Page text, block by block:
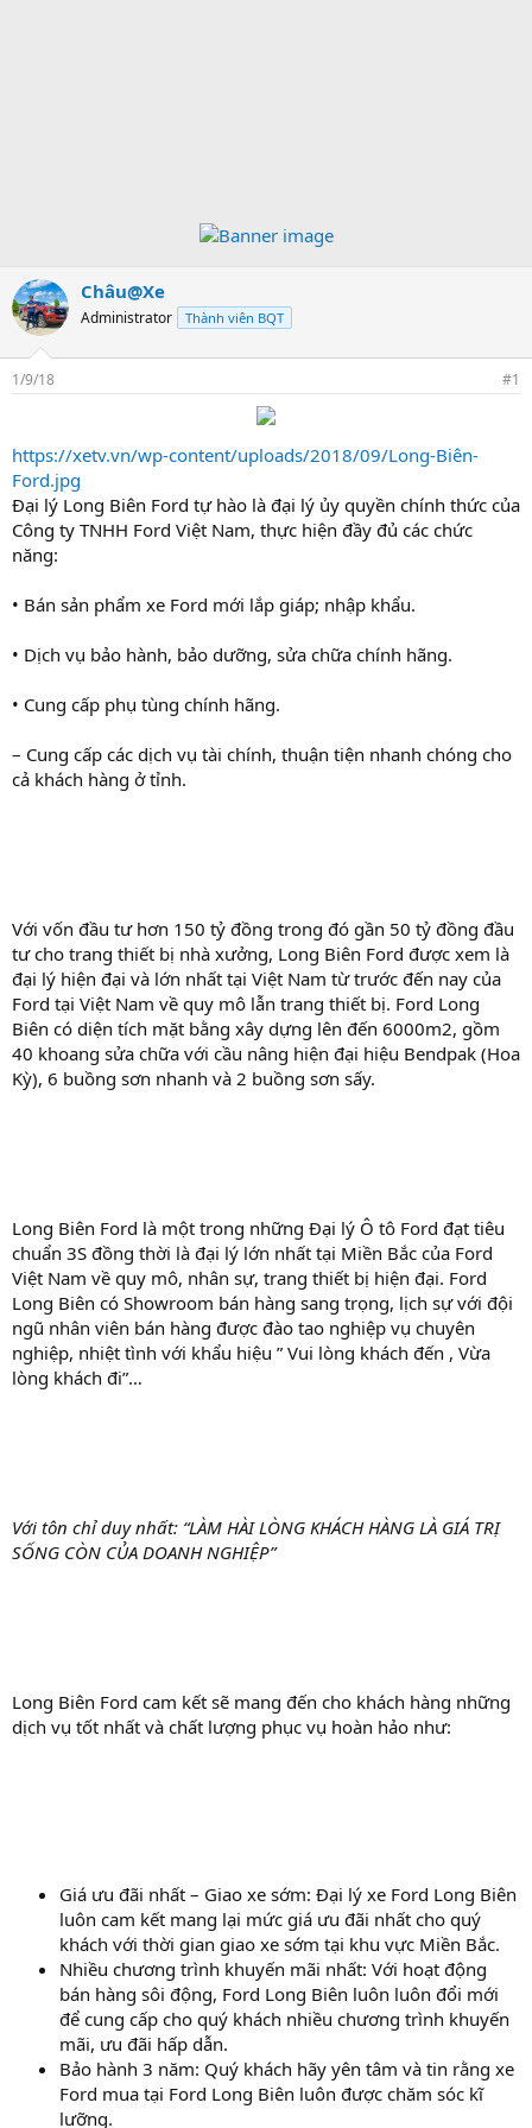
Châu@Xe
Administrator Thành viên BQT
1/9/18 #1
https://xetv.vn/wp-content/uploads/2018/09/Long-Biên-
Ford.jpg
Đại lý Long Biên Ford tự hào là đại lý ủy quyền chính thức của
Công ty TNHH Ford Việt Nam, thực hiện đầy đủ các chức
năng:
• Bán sản phẩm xe Ford mới lắp giáp; nhập khẩu.
• Dịch vụ bảo hành, bảo dưỡng, sửa chữa chính hãng.
• Cung cấp phụ tùng chính hãng.
– Cung cấp các dịch vụ tài chính, thuận tiện nhanh chóng cho
cả khách hàng ở tỉnh.
Với vốn đầu tư hơn 150 tỷ đồng trong đó gần 50 tỷ đồng đầu
tư cho trang thiết bị nhà xưởng, Long Biên Ford được xem là
đại lý hiện đại và lớn nhất tại Việt Nam từ trước đến nay của
Ford tại Việt Nam về quy mô lẫn trang thiết bị. Ford Long
Biên có diện tích mặt bằng xây dựng lên đến 6000m2, gồm
40 khoang sửa chữa với cầu nâng hiện đại hiệu Bendpak (Hoa
Kỳ), 6 buồng sơn nhanh và 2 buồng sơn sấy.
Long Biên Ford là một trong những Đại lý Ô tô Ford đạt tiêu
chuẩn 3S đồng thời là đại lý lớn nhất tại Miền Bắc của Ford
Việt Nam về quy mô, nhân sự, trang thiết bị hiện đại. Ford
Long Biên có Showroom bán hàng sang trọng, lịch sự với đội
ngũ nhân viên bán hàng được đào tao nghiệp vụ chuyên
nghiệp, nhiệt tình với khẩu hiệu ” Vui lòng khách đến , Vừa
lòng khách đi”…
Với tôn chỉ duy nhất: “LÀM HÀI LÒNG KHÁCH HÀNG LÀ GIÁ TRỊ
SỐNG CÒN CỦA DOANH NGHIỆP”
Long Biên Ford cam kết sẽ mang đến cho khách hàng những
dịch vụ tốt nhất và chất lượng phục vụ hoàn hảo như:
Giá ưu đãi nhất – Giao xe sớm: Đại lý xe Ford Long Biên
luôn cam kết mang lại mức giá ưu đãi nhất cho quý
khách với thời gian giao xe sớm tại khu vực Miền Bắc.
Nhiều chương trình khuyến mãi nhất: Với hoạt động
bán hàng sôi động, Ford Long Biên luôn luôn đổi mới
để cung cấp cho quý khách nhiều chương trình khuyến
mãi, ưu đãi hấp dẫn.
Bảo hành 3 năm: Quý khách hãy yên tâm và tin rằng xe
Ford mua tại Ford Long Biên luôn được chăm sóc kĩ
lưỡng.